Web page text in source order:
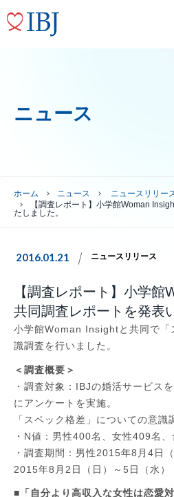
ニュース
ホーム ニュース
ニュースリリー
【調査レポート】小学館Woman
たしました。
2016.01.21 ニュースリリース
【調査レポート】小学館
共同調査レポートを発表
小学館Woman Insightと共同で「
識調査を行いました。
＜調査概要＞
・調査対象：IBJの婚活サービス
にアンケートを実施。
「スペック格差」についての意識
・N値：男性400名、女性409名
・調査期間：男性2015年8月4日
2015年8月2日（日）～5日（水）
■「自分より高収入な女性は恋愛